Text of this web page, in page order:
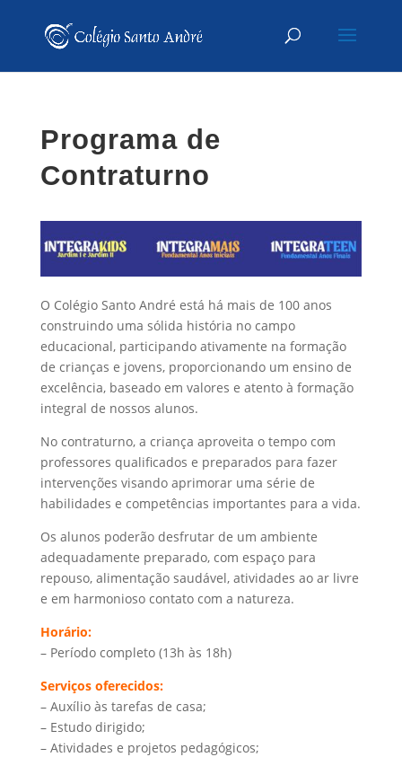
Programa de
Contraturno
O Colégio Santo André está há mais de 100 anos
construindo uma sólida história no campo
educacional, participando ativamente na formação
de crianças e jovens, proporcionando um ensino de
excelência, baseado em valores e atento à formação
integral de nossos alunos.
No contraturno, a criança aproveita o tempo com
professores qualificados e preparados para fazer
intervenções visando aprimorar uma série de
habilidades e competências importantes para a vida.
Os alunos poderão desfrutar de um ambiente
adequadamente preparado, com espaço para
repouso, alimentação saudável, atividades ao ar livre
e em harmonioso contato com a natureza.
Horário:
– Período completo (13h às 18h)
Serviços oferecidos:
– Auxílio às tarefas de casa;
– Estudo dirigido;
– Atividades e projetos pedagógicos;